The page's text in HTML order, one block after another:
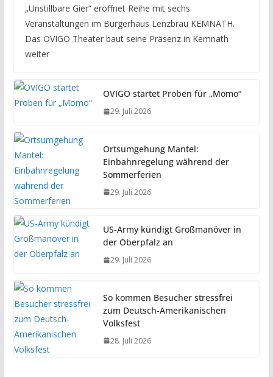
„Unstillbare Gier“ eröffnet Reihe mit sechs
Veranstaltungen im Bürgerhaus Lenzbräu KEMNATH.
Das OVIGO Theater baut seine Präsenz in Kemnath
weiter
OVIGO startet Proben für „Momo“
29. Juli 2026
Ortsumgehung Mantel:
Einbahnregelung während der
Sommerferien
29. Juli 2026
US-Army kündigt Großmanöver in
der Oberpfalz an
29. Juli 2026
So kommen Besucher stressfrei
zum Deutsch-Amerikanischen
Volksfest
28. Juli 2026